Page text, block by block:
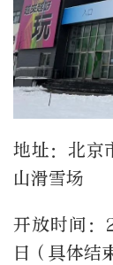
地址：北京
山滑雪场
开放时间
日（具体结